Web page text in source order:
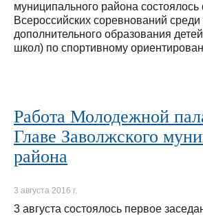
муниципального района состоялось
Всероссийских соревнований
дополнительного образования
школ) по спортивному
Работа Молодежной
Главе Заволжского
района
3 августа 2016 г.
3 августа состоялось первое